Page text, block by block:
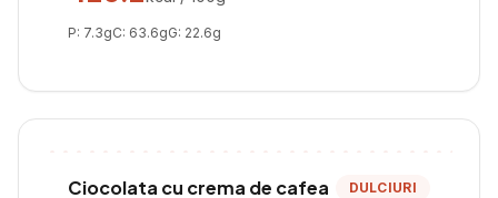
P: 7.3gC: 63.6gG: 22.6g
Ciocolata cu crema de cafea
DULCIURI